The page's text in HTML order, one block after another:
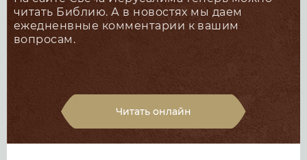
читать Библию. А в новостях мы даем
ежедненвные комментарии к вашим
вопросам.
Читать онлайн